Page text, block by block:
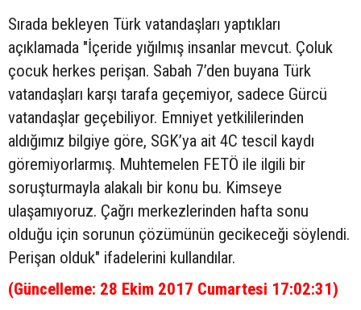
Sırada bekleyen Türk vatandaşları yaptıkları
açıklamada "İçeride yığılmış insanlar mevcut. Çoluk
çocuk herkes perişan. Sabah 7’den buyana Türk
vatandaşları karşı tarafa geçemiyor, sadece Gürcü
vatandaşlar geçebiliyor. Emniyet yetkililerinden
aldığımız bilgiye göre, SGK’ya ait 4C tescil kaydı
göremiyorlarmış. Muhtemelen FETÖ ile ilgili bir
soruşturmayla alakalı bir konu bu. Kimseye
ulaşamıyoruz. Çağrı merkezlerinden hafta sonu
olduğu için sorunun çözümünün gecikeceği söylendi.
Perişan olduk" ifadelerini kullandılar.
(Güncelleme: 28 Ekim 2017 Cumartesi 17:02:31)